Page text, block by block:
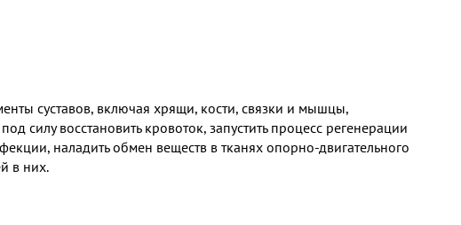
суставов, включая хрящи, кости, связки и мышцы,
силу восстановить кровоток, запустить процесс регенерации
наладить обмен веществ в тканях опорно-двигательного
в них.